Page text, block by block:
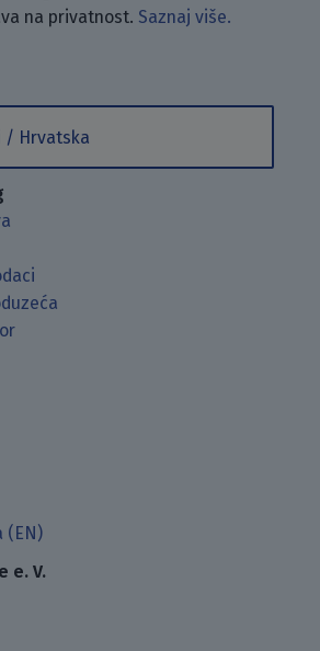
na privatnost. Saznaj više.
na naš blog koristeći
nas na GitHubu.
s nama putem
/ Hrvatska
(EN)
e. V.